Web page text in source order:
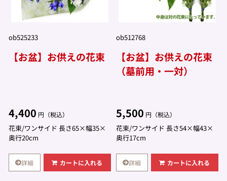
ob525233
【お盆】お供えの花束
4,400 円（税込）
花束/ワンサイド 長さ65×幅35×
奥行20cm
詳細 カートに入れる
ob512768
【お盆】お供えの花束
（墓前用・一対）
5,500 円（税込）
花束/ワンサイド 長さ54×幅43×
奥行17cm
詳細 カートに入れる